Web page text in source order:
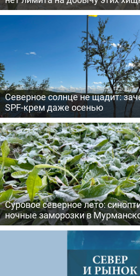
Северное солнце не щадит:
SPF-крем даже осенью
Суровое северное лето:
ночные заморозки в